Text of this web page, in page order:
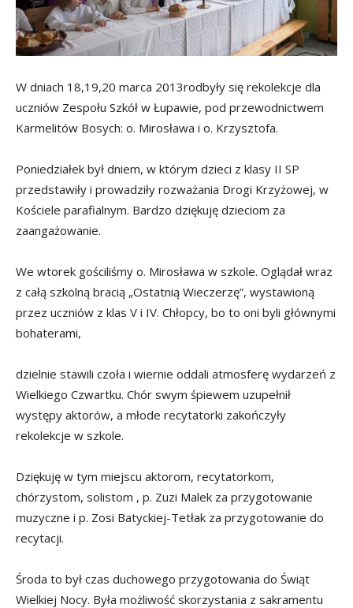
W dniach 18,19,20 marca 2013rodbyły się rekolekcje dla
uczniów Zespołu Szkół w Łupawie, pod przewodnictwem
Karmelitów Bosych: o. Mirosława i o. Krzysztofa.
Poniedziałek był dniem, w którym dzieci z klasy II SP
przedstawiły i prowadziły rozważania Drogi Krzyżowej, w
Kościele parafialnym. Bardzo dziękuję dzieciom za
zaangażowanie.
We wtorek gościliśmy o. Mirosława w szkole. Oglądał wraz
z całą szkolną bracią „Ostatnią Wieczerzę”, wystawioną
przez uczniów z klas V i IV. Chłopcy, bo to oni byli głównymi
bohaterami,
dzielnie stawili czoła i wiernie oddali atmosferę wydarzeń z
Wielkiego Czwartku. Chór swym śpiewem uzupełnił
występy aktorów, a młode recytatorki zakończyły
rekolekcje w szkole.
Dziękuję w tym miejscu aktorom, recytatorkom,
chórzystom, solistom , p. Zuzi Malek za przygotowanie
muzyczne i p. Zosi Batyckiej-Tetłak za przygotowanie do
recytacji.
Środa to był czas duchowego przygotowania do Świąt
Wielkiej Nocy. Była możliwość skorzystania z sakramentu